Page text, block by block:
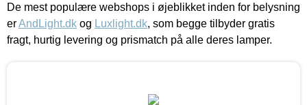
De mest populære webshops i øjeblikket inden for belysning
erAndLight.dk og Luxlight.dk, som begge tilbyder gratis
fragt, hurtig levering og prismatch på alle deres lamper.